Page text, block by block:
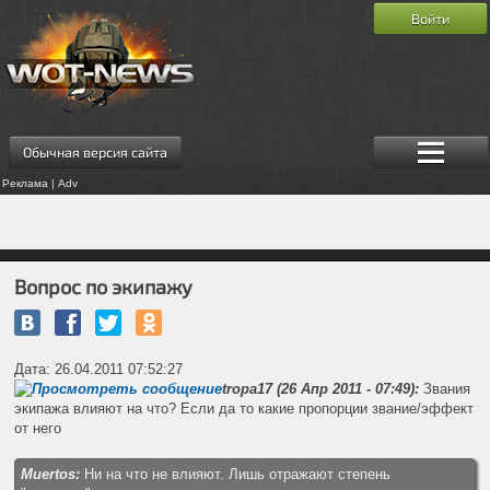
Обычная версия сайта
Реклама | Adv
Войти
Вопрос по экипажу
Дата: 26.04.2011 07:52:27
tropa17 (26 Апр 2011 - 07:49): Звания
экипажа влияют на что? Если да то какие пропорции звание/эффект
от него
Muertos: Ни на что не влияют. Лишь отражают степень